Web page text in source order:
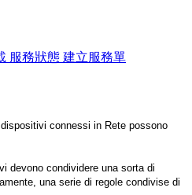
服務狀態 建立服務單
connessi in Rete possono
devono condividere una sorta di
una serie di regole condivise di